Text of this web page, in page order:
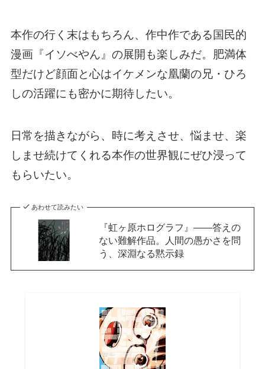
本作の行く末はもちろん、作中作である国民的
漫画『イソべやん』の展開も楽しみだ。肥満体
型だけど顔面と心はイケメンな凰蘭の兄・ひろ
しの活躍にも密かに期待したい。
日常を描きながら、時に考えさせ、悩ませ、楽
しませ続けてくれる本作の世界観にぜひ浸って
もらいたい。
あわせて読みたい
『虹ヶ原ホログラフ』——答えの
ない難解作品。人間の愚かさを問
う、深淵なる黙示録